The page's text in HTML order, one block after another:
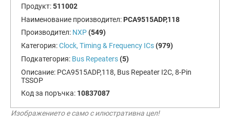
Продукт:511002
Наименование производител: PCA9515ADP,118
Производител: NXP (549)
Категория:Clock, Timing & Frequency ICs (979)
Подкатегория: Bus Repeaters (5)
Описание: PCA9515ADP,118, Bus Repeater I2C, 8-Pin
TSSOP
Код за поръчка: 10837087
Изображението е само с илюстративна цел!